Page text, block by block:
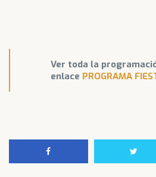
Ver toda la
enlace PROGRAMA